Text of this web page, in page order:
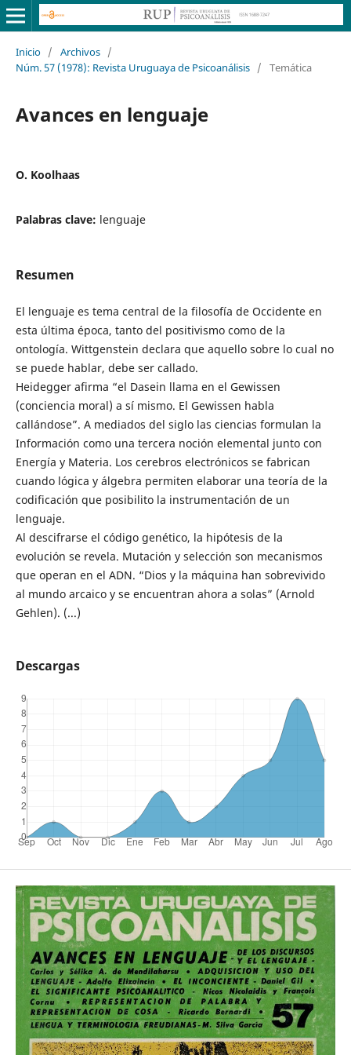
Inicio / Archivos /
Núm. 57 (1978): Revista Uruguaya de Psicoanálisis / Temática
Avances en lenguaje
O. Koolhaas
Palabras clave: lenguaje
Resumen
El lenguaje es tema central de la filosofía de Occidente en
esta última época, tanto del positivismo como de la
ontología. Wittgenstein declara que aquello sobre lo cual no
se puede hablar, debe ser callado.
Heidegger afirma “el Dasein llama en el Gewissen
(conciencia moral) a sí mismo. El Gewissen habla
callándose”. A mediados del siglo las ciencias formulan la
Información como una tercera noción elemental junto con
Energía y Materia. Los cerebros electrónicos se fabrican
cuando lógica y álgebra permiten elaborar una teoría de la
codificación que posibilito la instrumentación de un
lenguaje.
Al descifrarse el código genético, la hipótesis de la
evolución se revela. Mutación y selección son mecanismos
que operan en el ADN. “Dios y la máquina han sobrevivido
al mundo arcaico y se encuentran ahora a solas” (Arnold
Gehlen). (...)
Descargas